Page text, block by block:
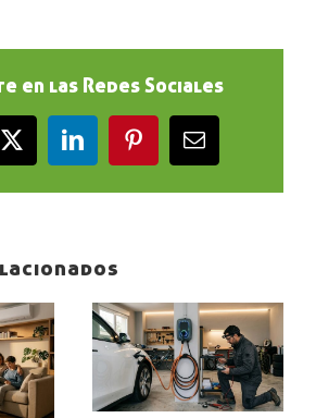
en las Redes Sociales
X LinkedInPinterestCorreo
electrónico